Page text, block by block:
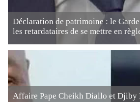
Déclaration de patrimoine : le Garde
les retardataires de se mettre en
Affaire Pape Cheikh Diallo et Djiby